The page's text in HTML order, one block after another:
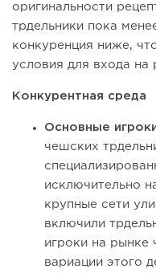
оригинальности
трдельники пока
конкуренция ниже,
условия для входа на
Конкурентная среда
Основные
чешских
исключительно
крупные сети
включили
игроки на рынке
вариации этого